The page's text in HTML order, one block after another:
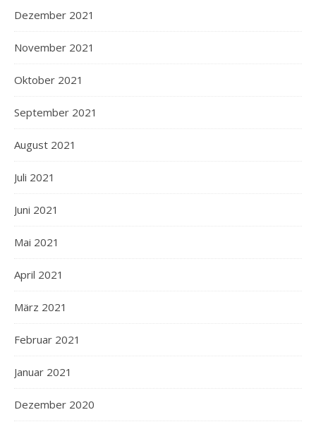
Dezember 2021
November 2021
Oktober 2021
September 2021
August 2021
Juli 2021
Juni 2021
Mai 2021
April 2021
März 2021
Februar 2021
Januar 2021
Dezember 2020